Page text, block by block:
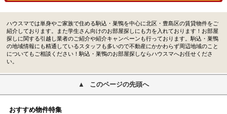
ハウスマでは単身やご家族で住める駒込・巣鴨を中心に北区・豊島区の賃貸物件をご
紹介しております。また学生さん向けのお部屋探しにも力を入れております！お部屋
探しに関する引越し業者のご紹介や紹介キャンペーンも行っております。駒込・巣鴨
の地域情報にも精通しているスタッフも多いので不動産にかかわらず周辺地域のこと
についてもご相談ください！駒込・巣鴨のお部屋探しならハウスマへお任せくださ
い。
このページの先頭へ
おすすめ物件特集